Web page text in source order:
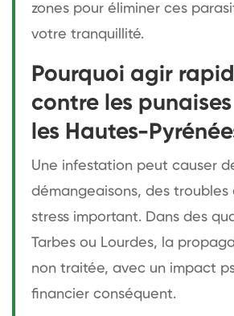
zones pour éliminer ces
votre tranquillité.
Pourquoi agir
contre les
les Hautes-
Une infestation peut causer
démangeaisons, des troubles
stress important. Dans des
Tarbes ou Lourdes, la
non traitée, avec un impact
financier conséquent.